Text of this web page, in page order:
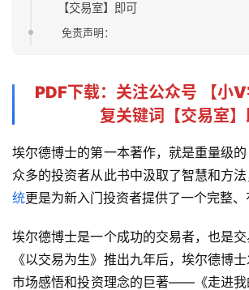
【交易室】即可
免责声明：
PDF下载：关注公众号 【小V
复关键词【交易室
埃尔德博士的第一本著作，就是重量级的
众多的投资者从此书中汲取了智慧和方
统更是为新入门投资者提供了一个完整、
埃尔德博士是一个成功的交易者，也是
《以交易为生》推出九年后，埃尔德博
市场感悟和投资理念的巨著——《走进我